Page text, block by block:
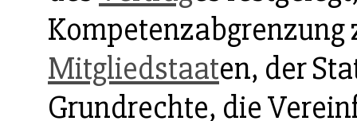
Kompetenzabgrenzung
Mitgliedstaaten, der
Grundrechte, die